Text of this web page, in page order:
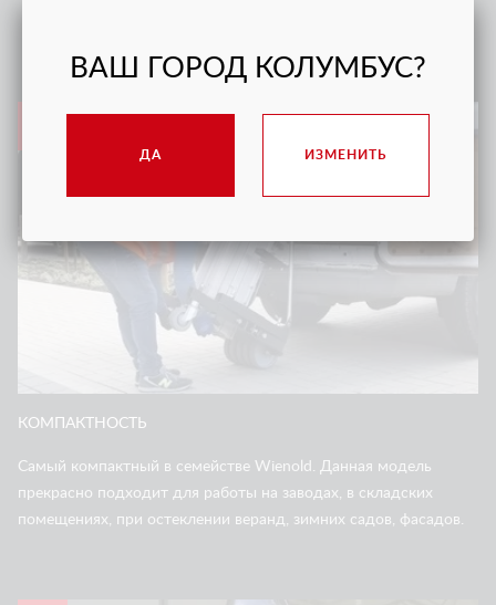
КОМПАКТНОСТЬ
Самый компактный в семействе Wienold. Данная модель
прекрасно подходит для работы на заводах, в складских
помещениях, при остеклении веранд, зимних садов, фасадов.
ВАШ ГОРОД КОЛУМБУС?
ДА ИЗМЕНИТЬ